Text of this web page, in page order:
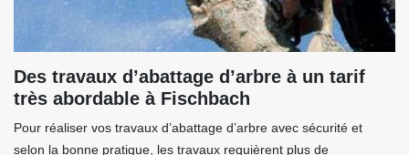
Des travaux d’abattage d’arbre à un tarif
très abordable à Fischbach
Pour réaliser vos travaux d’abattage d’arbre avec sécurité et
selon la bonne pratique, les travaux requièrent plus de